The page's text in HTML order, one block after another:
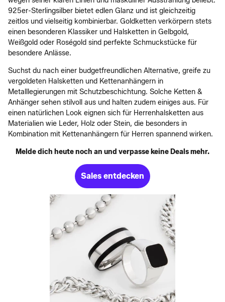
925er-Sterlingsilber bietet edlen Glanz und ist gleichzeitig
zeitlos und vielseitig kombinierbar. Goldketten verkörpern stets
einen besonderen Klassiker und Halsketten in Gelbgold,
Weißgold oder Roségold sind perfekte Schmuckstücke für
besondere Anlässe.
Suchst du nach einer budgetfreundlichen Alternative, greife zu
vergoldeten Halsketten und Kettenanhängern in
Metalllegierungen mit Schutzbeschichtung. Solche Ketten &
Anhänger sehen stilvoll aus und halten zudem einiges aus. Für
einen natürlichen Look eignen sich für Herrenhalsketten aus
Materialien wie Leder, Holz oder Stein, die besonders in
Kombination mit Kettenanhängern für Herren spannend wirken.
Melde dich heute noch an und verpasse keine Deals mehr.
Sales entdecken